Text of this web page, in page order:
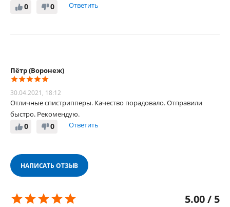
0
0 Ответить
Пётр (Воронеж)
30.04.2021, 18:12
Отличные спистрипперы. Качество порадовало. Отправили
быстро. Рекомендую.
0
0 Ответить
НАПИСАТЬ ОТЗЫВ
5.00 / 5